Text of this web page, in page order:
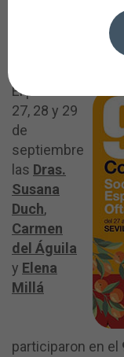
Cirugía
El pasado
27, 28 y 29
de
septiembre
las Dras.
Susana
Duch,
Carmen
del Águila
y Elena
Millá
participaron en el